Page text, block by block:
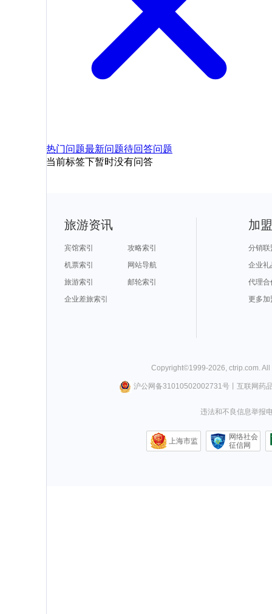
热门问题最新问题待回答问题
当前标签下暂时没有问答
旅游资讯
宾馆索引
攻略索引
机票索引
网站导航
旅游索引
邮轮索引
企业差旅索引
加
分销联
企业礼
代理合
更多加
Copyright©1999-2026, ctrip.com.
沪公网备31010502002731号丨 互联网药
违法和不良信息举报
上海市监
网络社会
征信网